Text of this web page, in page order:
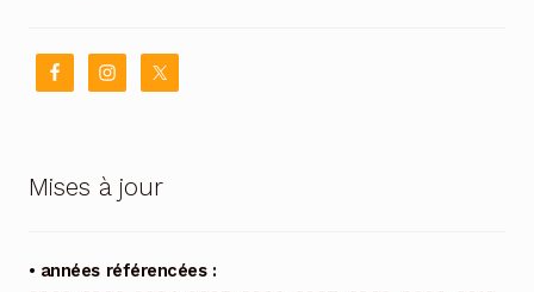
Mises à jour
• années référencées :